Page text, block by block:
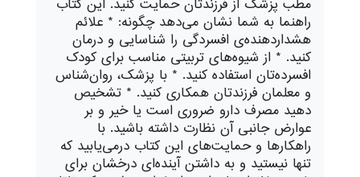
مطب پزشک از فرزندتان حمایت کنید. این کتاب
راهنما به شما نشان می‌دهد چگونه: * علائم
هشداردهنده‌ی افسردگی را شناسایی و درمان
کنید. * از شیوه‌های تربیتی مناسب برای کودک
افسرده‌تان استفاده کنید. * با پزشک، روان‌شناس
و معلمان فرزندتان همکاری کنید. * تشخیص
دهید مصرف دارو ضروری است یا خیر و بر
عوارض جانبی آن نظارت داشته باشید. با
راهکارها و حمایت‌های این کتاب درمی‌یابید که
تنها نیستید و به داشتن آینده‌ای درخشان برای